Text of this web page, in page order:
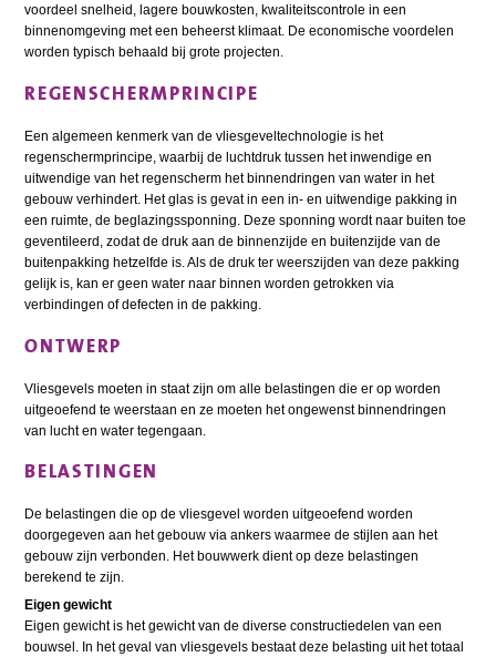
voordeel snelheid, lagere bouwkosten, kwaliteitscontrole in een
binnenomgeving met een beheerst klimaat. De economische voordelen
worden typisch behaald bij grote projecten.
REGENSCHERMPRINCIPE
Een algemeen kenmerk van de vliesgeveltechnologie is het
regenschermprincipe, waarbij de luchtdruk tussen het inwendige en
uitwendige van het regenscherm het binnendringen van water in het
gebouw verhindert. Het glas is gevat in een in- en uitwendige pakking in
een ruimte, de beglazingssponning. Deze sponning wordt naar buiten toe
geventileerd, zodat de druk aan de binnenzijde en buitenzijde van de
buitenpakking hetzelfde is. Als de druk ter weerszijden van deze pakking
gelijk is, kan er geen water naar binnen worden getrokken via
verbindingen of defecten in de pakking.
ONTWERP
Vliesgevels moeten in staat zijn om alle belastingen die er op worden
uitgeoefend te weerstaan en ze moeten het ongewenst binnendringen
van lucht en water tegengaan.
BELASTINGEN
De belastingen die op de vliesgevel worden uitgeoefend worden
doorgegeven aan het gebouw via ankers waarmee de stijlen aan het
gebouw zijn verbonden. Het bouwwerk dient op deze belastingen
berekend te zijn.
Eigen gewicht
Eigen gewicht is het gewicht van de diverse constructiedelen van een
bouwsel. In het geval van vliesgevels bestaat deze belasting uit het totaal